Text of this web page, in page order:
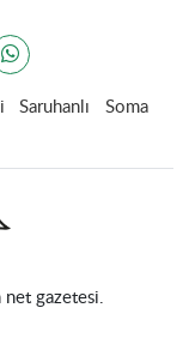
Saruhanlı
Soma
gazetesi.